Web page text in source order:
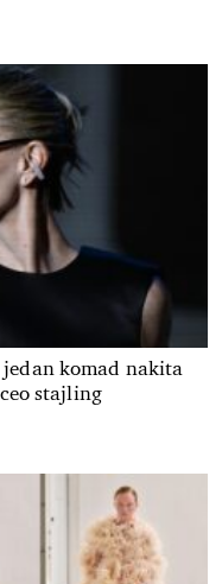
komad nakita
stajling